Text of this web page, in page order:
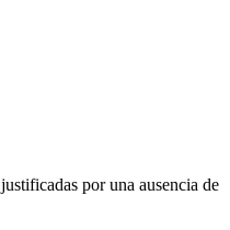
justificadas por una ausencia de